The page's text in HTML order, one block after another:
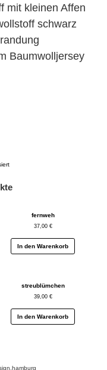
mit kleinen Affen
schwarz
Baumwolljersey
fernweh
37,00 €
In den Warenkorb
streublümchen
39,00 €
In den Warenkorb